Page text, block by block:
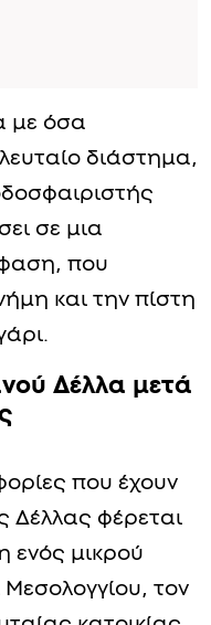
με όσα
διάστημα,
σε μια
που
και την πίστη
Δέλλα μετά
που έχουν
Δέλλας φέρεται
ενός μικρού
τον